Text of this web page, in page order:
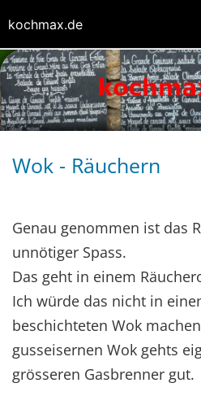
Wok - Räuchern
Genau genommen ist das
unnötiger Spass.
Das geht in einem
Ich würde das nicht in
beschichteten Wok
gusseisernen Wok gehts
grösseren Gasbrenner gut.
kochmax.de